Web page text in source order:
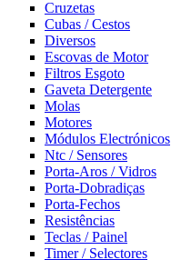
Cruzetas
Cubas / Cestos
Diversos
Escovas de Motor
Filtros Esgoto
Gaveta Detergente
Molas
Motores
Módulos Electrónicos
Ntc / Sensores
Porta-Aros / Vidros
Porta-Dobradiças
Porta-Fechos
Resistências
Teclas / Painel
Timer / Selectores